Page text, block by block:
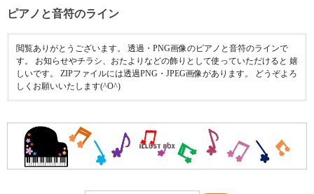
ピアノと音符のライン
閲覧ありがとうございます。 透過・PNG画像のピアノと音符のラインで
す。 お知らせやチラシ、おたよりなどの飾りとして使っていただけると 嬉
しいです。 ZIPファイルには透過PNG・JPEG画像があります。 どうぞよろ
しくお願いいたします(^O^)